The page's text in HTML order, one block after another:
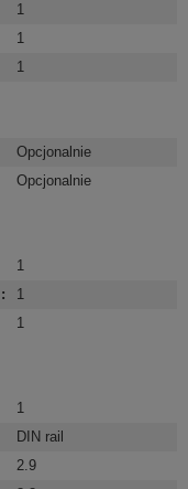
1
1
1
Opcjonalnie
Opcjonalnie
1
:
1
1
1
DIN rail
2.9